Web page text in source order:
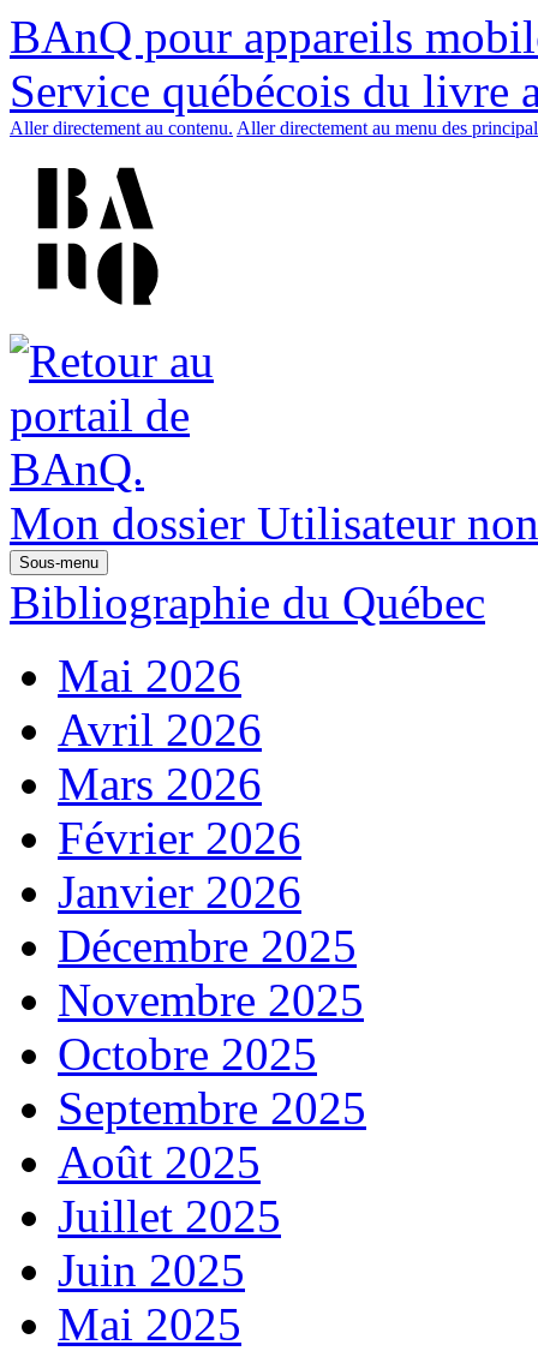
BAnQ pour appareils
Service québécois du livre
Aller directement au contenu. Aller directement au menu des
Mon dossier Utilisateur
Sous-menu
Bibliographie du Québec
Mai 2026
Avril 2026
Mars 2026
Février 2026
Janvier 2026
Décembre 2025
Novembre 2025
Octobre 2025
Septembre 2025
Août 2025
Juillet 2025
Juin 2025
Mai 2025